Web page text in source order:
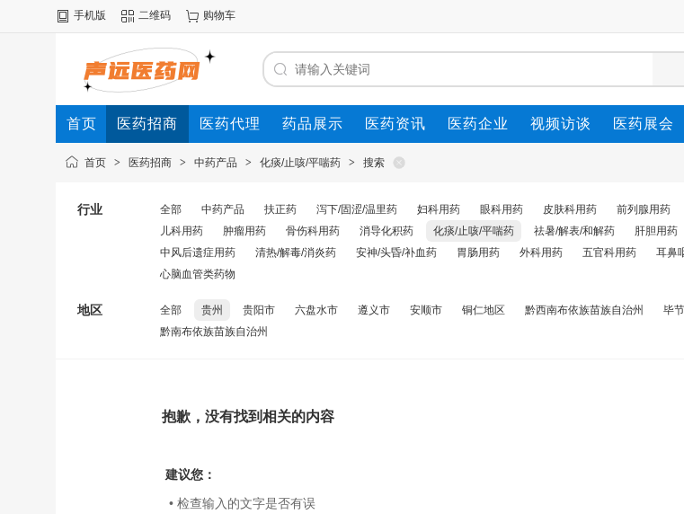
手机版 二维码 购物车
首页 医药招商 医药代理 药品展示 医药资讯 医药企业 视频访谈 医药展会
首页 > 医药招商 > 中药产品 > 化痰/止咳/平喘药 > 搜索
行业 全部 中药产品 扶正药 泻下/固涩/温里药 妇科用药 眼科用药 皮肤科用药 前列腺用药
儿科用药
肿瘤用药 骨伤科用药 消导化积药 化痰/止咳/平喘药 祛暑/解表/和解药 肝胆用药
中风后遗症用药
清热/解毒/消炎药 安神/头昏/补血药 胃肠用药 外科用药 五官科用药 耳鼻
心脑血管类药物
地区 全部 贵州 贵阳市 六盘水市 遵义市 安顺市 铜仁地区 黔西南布依族苗族自治州 毕
黔南布依族苗族自治州
抱歉，没有找到相关的内容
建议您：
• 检查输入的文字是否有误